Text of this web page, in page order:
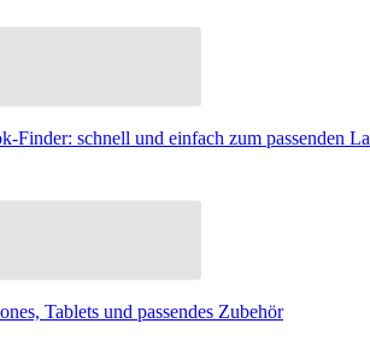
Finder: schnell und einfach zum passenden
Tablets und passendes Zubehör